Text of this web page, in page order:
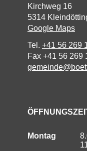
Kirchweg 16
5314
Google Maps
Tel. +41 56 269
Fax +41 56 269
Montag